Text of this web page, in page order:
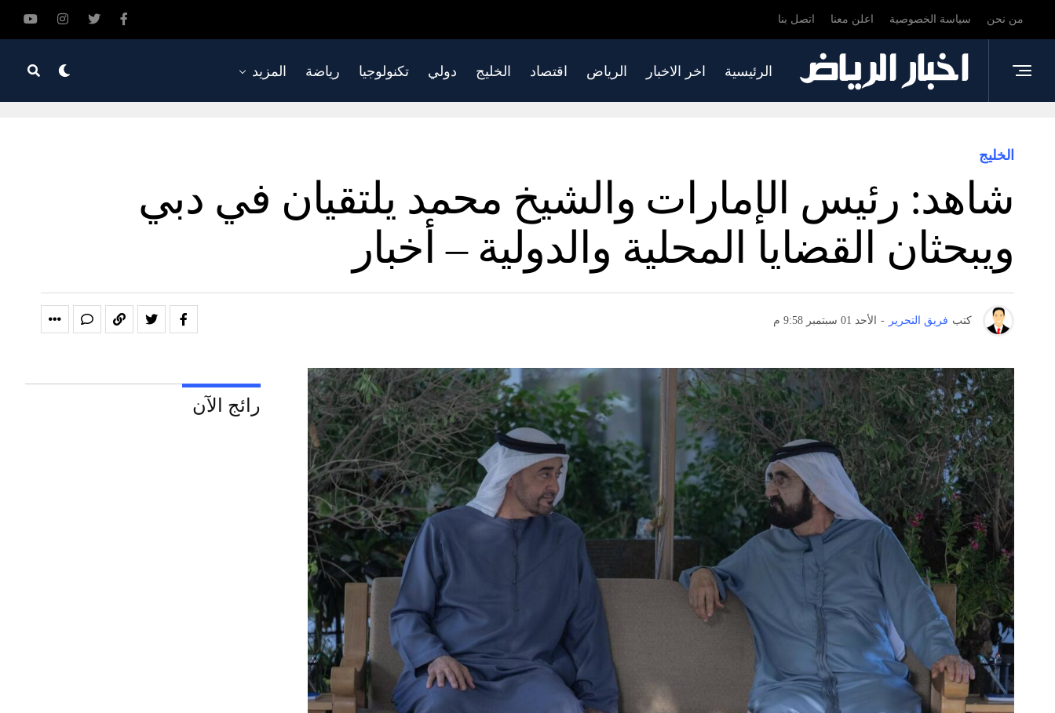
من نحن سياسة الخصوصية اعلن معنا اتصل بنا
الرئيسية اخر الاخبار الرياض اقتصاد الخليج دولي تكنولوجيا رياضة المزيد
الخليج
شاهد: رئيس الإمارات والشيخ محمد يلتقيان في دبي
ويبحثان القضايا المحلية والدولية – أخبار
كتب فريق التحرير - الأحد 01 سبتمبر 9:58 م
رائج الآن